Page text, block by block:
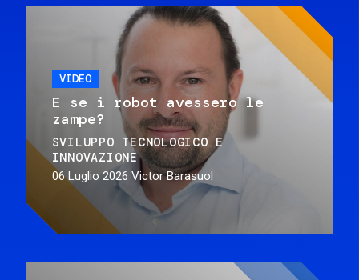
VIDEO
E se i robot avessero le
zampe?
SVILUPPO TECNOLOGICO E
INNOVAZIONE
06 Luglio 2026 Victor Barasuol